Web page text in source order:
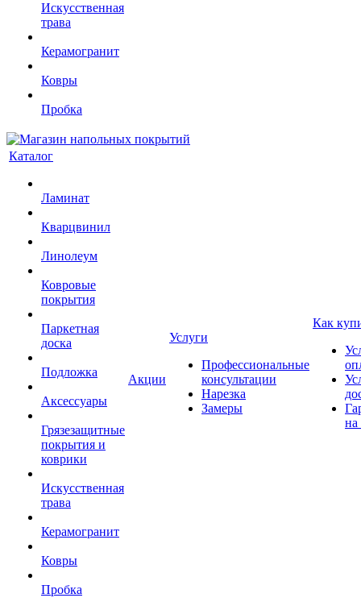
Искусственная
трава
Керамогранит
Ковры
Пробка
Каталог
Ламинат
Кварцвинил
Линолеум
Ковровые
покрытия
Паркетная
доска
Подложка
Аксессуары
Грязезащитные
покрытия и
коврики
Искусственная
трава
Керамогранит
Ковры
Пробка
Акции
Услуги
Профессиональные
консультации
Нарезка
Замеры
Как
на